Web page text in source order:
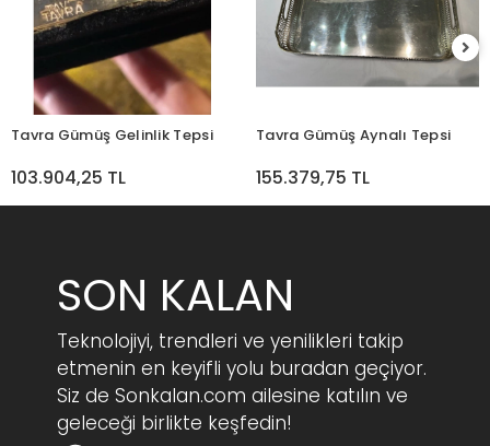
Tavra Gümüş Gelinlik Tepsi
103.904,25 TL
Tavra Gümüş Aynalı Tepsi
155.379,75 TL
SON KALAN
Teknolojiyi, trendleri ve yenilikleri takip
etmenin en keyifli yolu buradan geçiyor.
Siz de Sonkalan.com ailesine katılın ve
geleceği birlikte keşfedin!